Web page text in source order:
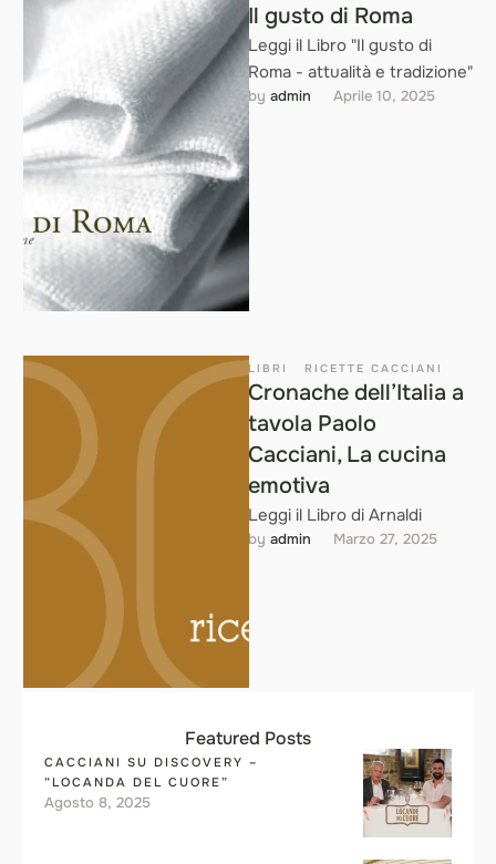
Il gusto di Roma
Leggi il Libro "Il gusto di
Roma - attualità e tradizione"
by admin Aprile 10, 2025
LIBRI RICETTE CACCIANI
Cronache dell’Italia a
tavola Paolo
Cacciani, La cucina
emotiva
Leggi il Libro di Arnaldi
by admin Marzo 27, 2025
Featured Posts
CACCIANI SU DISCOVERY –
“LOCANDA DEL CUORE”
Agosto 8, 2025